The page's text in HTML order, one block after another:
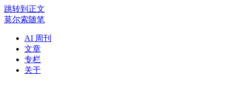
跳转到正文
莫尔索随笔
AI 周刊
文章
专栏
关于